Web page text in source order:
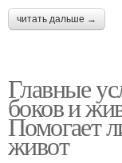
читать дальше →
Главные
боков и
Помогает
живот